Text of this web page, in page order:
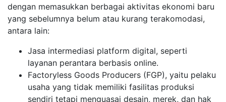
dengan memasukkan berbagai aktivitas ekonomi baru
yang sebelumnya belum atau kurang terakomodasi,
antara lain:
Jasa intermediasi platform digital, seperti
layanan perantara berbasis online.
Factoryless Goods Producers (FGP), yaitu pelaku
usaha yang tidak memiliki fasilitas produksi
sendiri tetapi menguasai desain, merek, dan hak